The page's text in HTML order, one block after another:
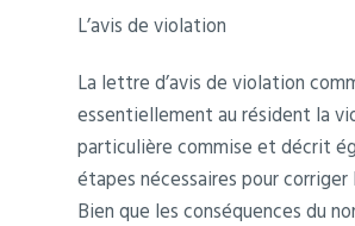
L’avis de violation
La lettre d’avis de violation
essentiellement au résident la
particulière commise et décrit
étapes nécessaires pour
Bien que les conséquences du